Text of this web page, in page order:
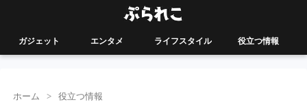
ガジェット エンタメ ライフスタイル 役立つ情報
ホーム 役立つ情報